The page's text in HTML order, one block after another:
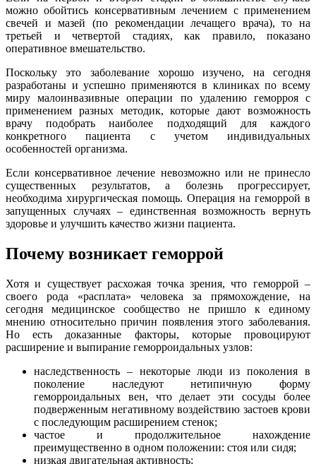
можно обойтись консервативным лечением с применением
свечей и мазей (по рекомендации лечащего врача), то на
третьей и четвертой стадиях, как правило, показано
оперативное вмешательство.
Поскольку это заболевание хорошо изучено, на сегодня
разработаны и успешно применяются в клиниках по всему
миру малоинвазивные операции по удалению геморроя с
применением разных методик, которые дают возможность
врачу подобрать наиболее подходящий для каждого
конкретного пациента с учетом индивидуальных
особенностей организма.
Если консервативное лечение невозможно или не принесло
существенных результатов, а болезнь прогрессирует,
необходима хирургическая помощь. Операция на геморрой в
запущенных случаях – единственная возможность вернуть
здоровье и улучшить качество жизни пациента.
Почему возникает геморрой
Хотя и существует расхожая точка зрения, что геморрой –
своего рода «расплата» человека за прямохождение, на
сегодня медицинское сообщество не пришло к единому
мнению относительно причин появления этого заболевания.
Но есть доказанные факторы, которые провоцируют
расширение и выпирание геморроидальных узлов:
наследственность – некоторые люди из поколения в
поколение наследуют нетипичную форму
геморроидальных вен, что делает эти сосуды более
подверженным негативному воздействию застоев крови
с последующим расширением стенок;
частое и продолжительное нахождение
преимущественно в одном положении: стоя или сидя;
низкая двигательная активность;